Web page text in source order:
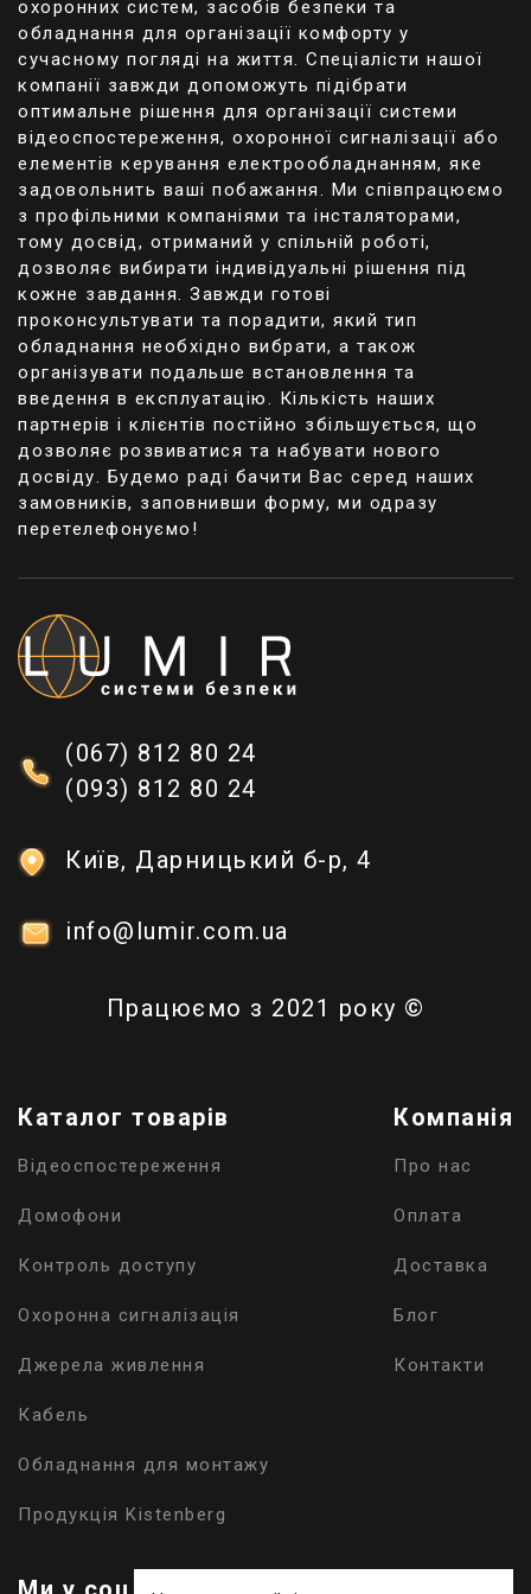
якість та довговічність. Контейнери виготовлені
з міцних матеріалів, які забезпечують стійкість
до зносу та ударів, що забезпечує довговічність
використання. Багато з наших контейнерів мають
спеціальні вкладки, внутрішні організатори та
фіксатори, що допомагають утримувати
інструменти на місці та запобігають їх
переміщенню під час транспортування.
Зручність використання:
Ми розуміємо, наскільки важливо мати легкий
доступ до інструментів під час роботи. Тому
багато з наших контейнерів оснащені зручними
ручками, замками або застібками, які
забезпечують легке відкриття та закриття. Деякі
моделі мають колеса або ручки для зручного
перенесення, що робить їх мобільними та
пристосованими для використання в різних
Професійна консультація:
Наша команда експертів завжди готова надати
найкращих контейнерів для вашого
інструментарію. Ми раді відповісти на ваші
запитання та допомогти вам зробити вірний
Заключення:
знайдете надійні та функціональні рішення для
та легкий доступ до необхідних інструментів.
Перегляньте наш асортимент контейнерів і
знайдіть ідеальні рішення для організованого та
Завжди готові відповісти на питання та
допомогти у виборі, телефонуйте або пишіть!
охоронних систем, засобів безпеки та
обладнання для організації комфорту у
сучасному погляді на життя. Спеціалісти нашої
компанії завжди допоможуть підібрати
оптимальне рішення для організації системи
відеоспостереження, охоронної сигналізації або
елементів керування електрообладнанням, яке
задовольнить ваші побажання. Ми співпрацюємо
з профільними компаніями та інсталяторами,
тому досвід, отриманий у спільній роботі,
дозволяє вибирати індивідуальні рішення під
кожне завдання. Завжди готові
проконсультувати та порадити, який тип
обладнання необхідно вибрати, а також
організувати подальше встановлення та
введення в експлуатацію. Кількість наших
партнерів і клієнтів постійно збільшується, що
дозволяє розвиватися та набувати нового
досвіду. Будемо раді бачити Вас серед наших
замовників, заповнивши форму, ми одразу
перетелефонуємо!
(067) 812 80 24
(093) 812 80 24
Київ, Дарницький б-р, 4
info@lumir.com.ua
Працюємо з 2021 року ©
Каталог товарів
Відеоспостереження
Домофони
Контроль доступу
Охоронна сигналізація
Джерела живлення
Кабель
Обладнання для монтажу
Продукція Kistenberg
Компанія
Про нас
Оплата
Доставка
Блог
Контакти